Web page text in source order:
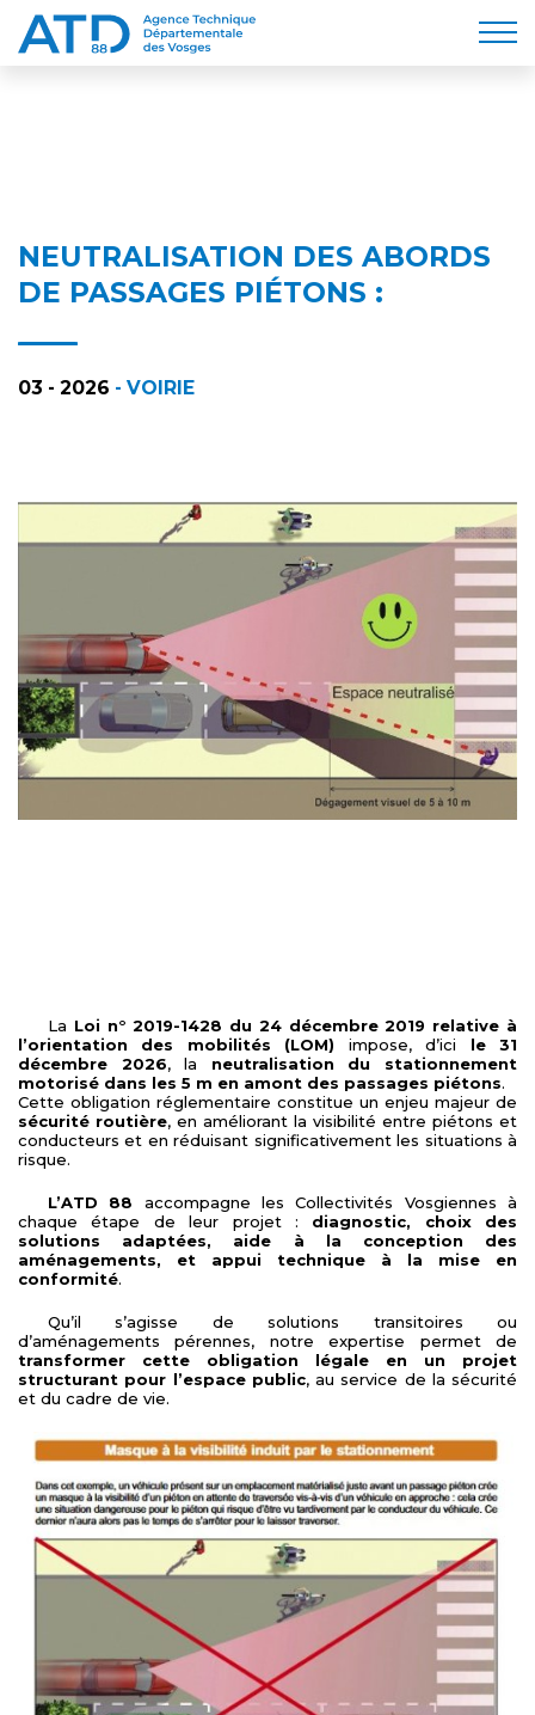
NEUTRALISATION DES ABORDS
DE PASSAGES PIÉTONS :
03 - 2026 - VOIRIE
La Loi n° 2019-1428 du 24 décembre 2019 relative à
l’orientation des mobilités (LOM) impose, d’ici le 31
décembre 2026, la neutralisation du stationnement
motorisé dans les 5 m en amont des passages piétons.
Cette obligation réglementaire constitue un enjeu majeur de
sécurité routière, en améliorant la visibilité entre piétons et
conducteurs et en réduisant significativement les situations à
risque.
L’ATD 88 accompagne les Collectivités Vosgiennes à
chaque étape de leur projet : diagnostic, choix des
solutions adaptées, aide à la conception des
aménagements, et appui technique à la mise en
conformité.
Qu’il s’agisse de solutions transitoires ou
d’aménagements pérennes, notre expertise permet de
transformer cette obligation légale en un projet
structurant pour l’espace public, au service de la sécurité
et du cadre de vie.